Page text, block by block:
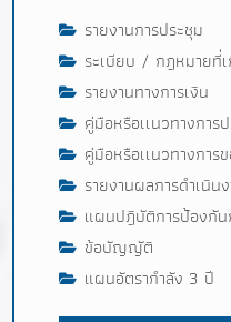
รายงานการประชุม
ระเบียบ / กฎหมายที่
รายงานทางการเงิน
คู่มือหรือเเนวทางการ
คู่มือหรือเเนวทางการ
รายงานผลการดำเนิน
แผนปฎิบัติการป้องกัน
ข้อบัญญัติ
แผนอัตรากำลัง 3 ปี